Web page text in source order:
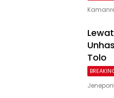
Tolo